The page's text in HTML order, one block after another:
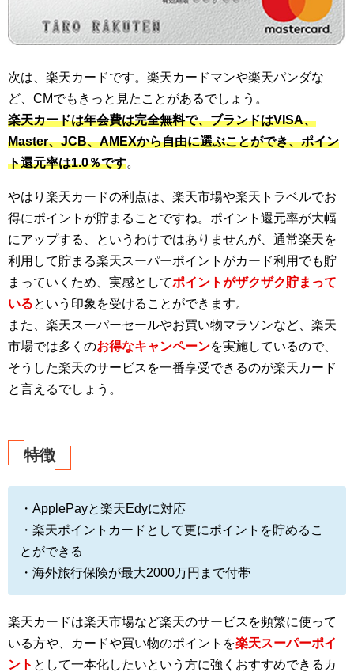
次は、楽天カードです。楽天カードマンや楽天パンダな
ど、CMでもきっと見たことがあるでしょう。
楽天カードは年会費は完全無料で、ブランドはVISA、
Master、JCB、AMEXから自由に選ぶことができ、ポイン
ト還元率は1.0％です。
やはり楽天カードの利点は、楽天市場や楽天トラベルでお
得にポイントが貯まることですね。ポイント還元率が大幅
にアップする、というわけではありませんが、通常楽天を
利用して貯まる楽天スーパーポイントがカード利用でも貯
まっていくため、実感としてポイントがザクザク貯まって
いるという印象を受けることができます。
また、楽天スーパーセールやお買い物マラソンなど、楽天
市場では多くのお得なキャンペーンを実施しているので、
そうした楽天のサービスを一番享受できるのが楽天カード
と言えるでしょう。
特徴
・ApplePayと楽天Edyに対応
・楽天ポイントカードとして更にポイントを貯めるこ
とができる
・海外旅行保険が最大2000万円まで付帯
楽天カードは楽天市場など楽天のサービスを頻繁に使って
いる方や、カードや買い物のポイントを楽天スーパーポイ
ント として一本化したいという方に強くおすすめできるカ